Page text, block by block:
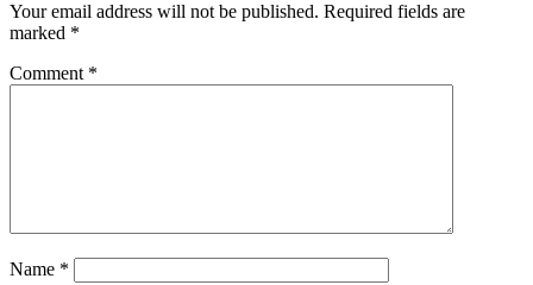
Your email address will not be published. Required fields are
marked *
Comment *
Name *